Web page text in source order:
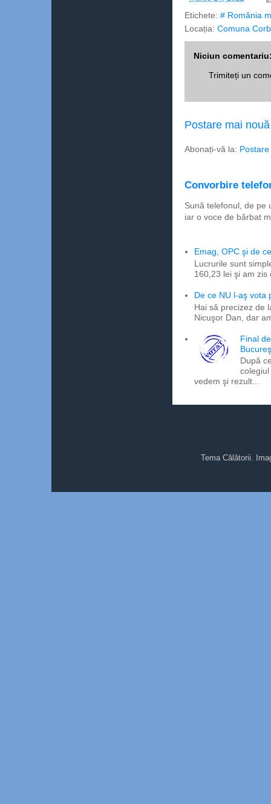
Etichete: # România
Locația: Comuna
Niciun
Trimiteți un
Postare mai nouă
Abonați-vă la:
Convorbire
Sună telefonul, de pe
iar o voce de bărbat
Emag, OPC şi de
Lucrurile sunt
160,23 lei şi am
De ce NU l-aş vota
Hai să precizez de
Nicuşor Dan, dar
Final
După
vedem şi rezult...
Tema Călătorii.